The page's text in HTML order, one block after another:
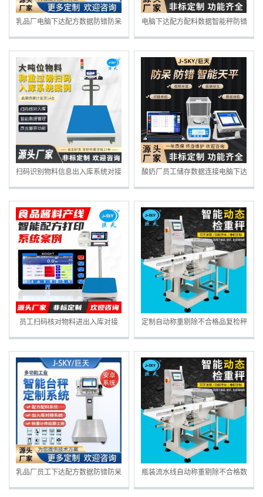
乳品厂电脑下达配方数据防错防呆
智能秤
电脑下达配方配料数据智能秤防错
防呆电子秤
扫码识别物料信息出入库系统对接
ERP/MES系统电子秤
酸奶厂员工储存数据连接电脑下达
配方配料防错电子秤
员工扫码核对物料进出入库对接
ERP/MES系统电子秤
定制自动称重剔除不合格品复检秤
皮带检重秤
乳品厂员工下达配方数据防错防呆
电子秤
瓶装流水线自动称重剔除不合格数
据上传皮带检重秤